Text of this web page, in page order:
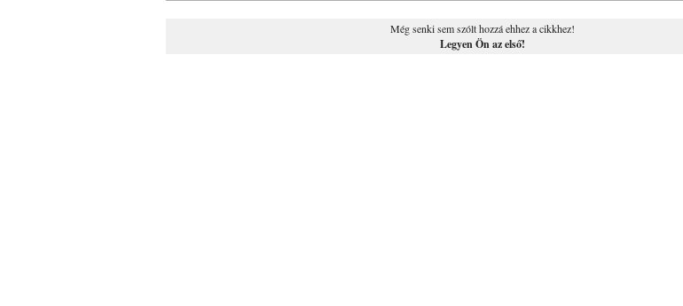
Még senki sem szólt hozzá ehhez a cikkhez!
Legyen Ön az első!